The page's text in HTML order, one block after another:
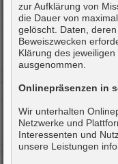
zur Aufklärung von
die Dauer von
gelöscht. Daten,
Beweiszwecken
Klärung des
ausgenommen.
Onlinepräsenzen in
Wir unterhalten
Netzwerke und
Interessenten und
unsere Leistungen